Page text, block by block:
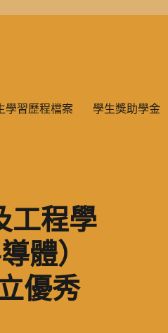
學習歷程檔案 學生獎助學金
工程學
體）
優秀